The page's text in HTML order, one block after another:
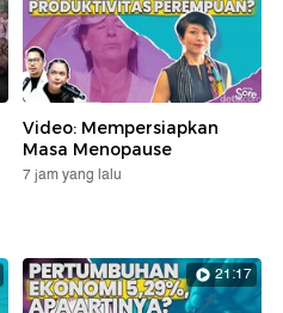
Video: Mempersiapkan
Masa Menopause
7 jam yang lalu
21:17